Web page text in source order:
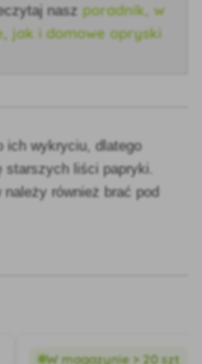
naszporadnik, w
jak i domowe opryski
ich wykryciu, dlatego
starszych liści papryki.
również brać pod
W magazynie > 20 szt